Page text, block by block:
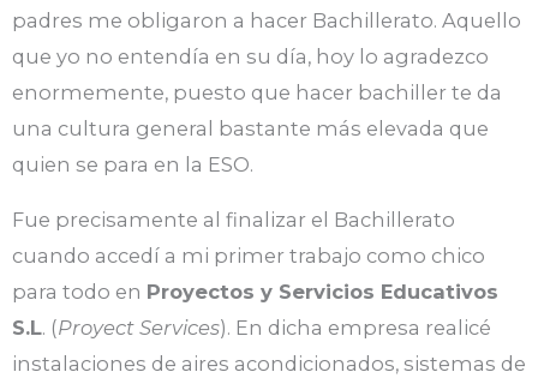
padres me obligaron a hacer Bachillerato. Aquello
que yo no entendía en su día, hoy lo agradezco
enormemente, puesto que hacer bachiller te da
una cultura general bastante más elevada que
quien se para en la ESO.
Fue precisamente al finalizar el Bachillerato
cuando accedí a mi primer trabajo como chico
para todo en Proyectos y Servicios Educativos
S.L. (Proyect Services). En dicha empresa realicé
instalaciones de aires acondicionados, sistemas de